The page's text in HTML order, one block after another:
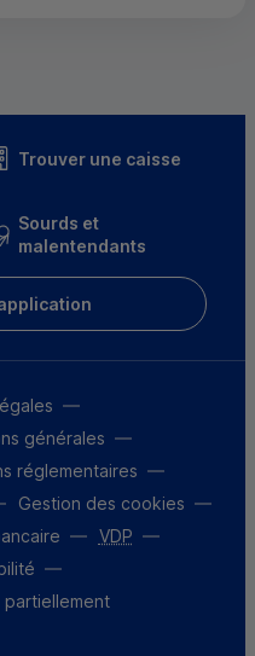
Trouver une caisse
Sourds et
malentendants
générales
réglementaires
Gestion des cookies
VDP
partiellement